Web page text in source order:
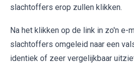
slachtoffers erop zullen klikken.
Na het klikken op de link in zo'n e-
slachtoffers omgeleid naar een
identiek of zeer vergelijkbaar